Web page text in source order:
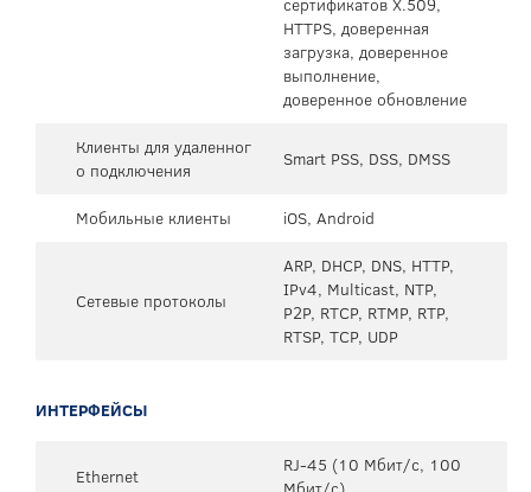
HTTPS, доверенная
загрузка, доверенное
выполнение,
доверенное обновление
Клиенты для удаленног
о подключения
Smart PSS, DSS, DMSS
Мобильные клиенты iOS, Android
Сетевые протоколы
ARP, DHCP, DNS, HTTP,
IPv4, Multicast, NTP,
P2P, RTCP, RTMP, RTP,
RTSP, TCP, UDP
ИНТЕРФЕЙСЫ
Ethernet
RJ-45 (10 Мбит/с, 100